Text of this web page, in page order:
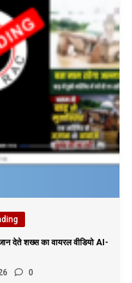
देते शख्स का वायरल वीडियो AI-
0